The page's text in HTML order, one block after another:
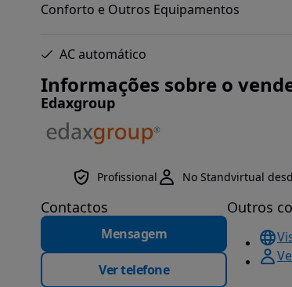
Conforto e Outros Equipamentos
AC automático
Informações sobre o
Edaxgroup
Profissional No Standvirtual
Contactos
Mensagem
Ver telefone
Outros